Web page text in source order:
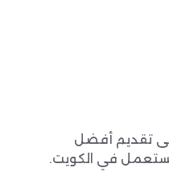
أفضل
في الكويت.